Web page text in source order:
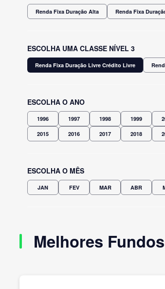
Renda Fixa Duração Alta Renda Fixa
ESCOLHA UMA CLASSE NÍVEL 3
Renda Fixa Duração Livre Crédito Livre
ESCOLHA O ANO
1996 1997 1998 1999
2015 2016 2017 2018
ESCOLHA O MÊS
JAN FEV MAR ABR
Melhores